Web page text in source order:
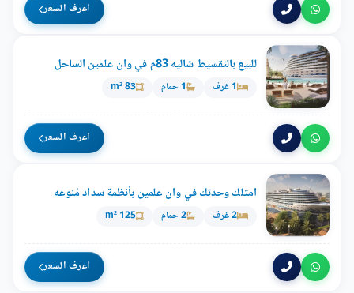
اعرف السعر
للبيع بالتقسيط شاليه 83م في وان علمين الساحل
1 غرف 1 حمام 83 m²
اعرف السعر
امتلك وحدتك في وان علمين بأنظمة سداد مُنوعه
2 غرف 2 حمام 125 m²
اعرف السعر